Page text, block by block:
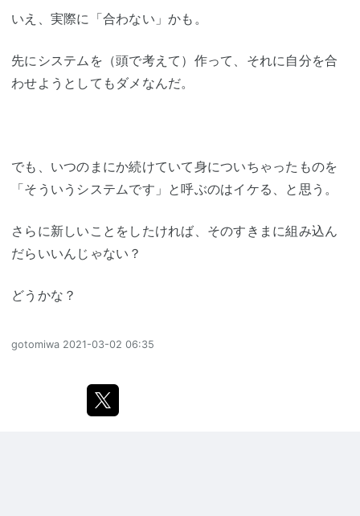
いえ、実際に「合わない」かも。
先にシステムを（頭で考えて）作って、それに自分を合
わせようとしてもダメなんだ。
でも、いつのまにか続けていて身についちゃったものを
「そういうシステムです」と呼ぶのはイケる、と思う。
さらに新しいことをしたければ、そのすきまに組み込ん
だらいいんじゃない？
どうかな？
gotomiwa 2021-03-02 06:35